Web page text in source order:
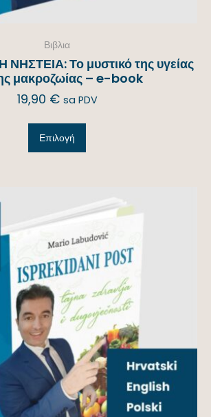
Βιβλια
Το μυστικό της υγείας
μακροζωίας – e-book
19,90 € sa PDV
Επιλογή